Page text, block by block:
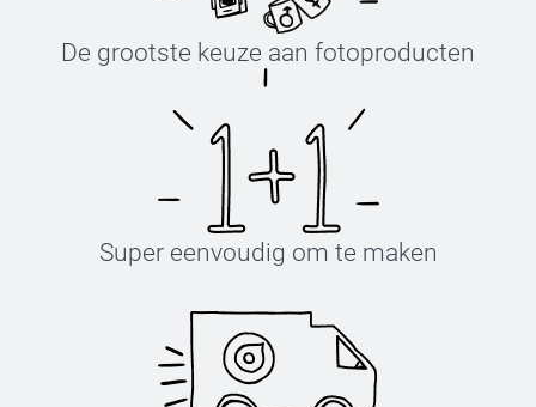
De grootste keuze aan fotoproducten
Super eenvoudig om te maken